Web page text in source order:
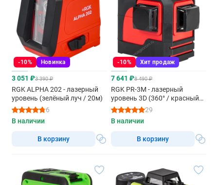
-10% Новинка
3 051 ₽3 390 ₽
RGK ALPHA 202 - лазерный
уровень (зелёный луч / 20м)
6
В наличии
В корзину
-10% Хит продаж
7 641 ₽8 490 ₽
RGK PR-3M - лазерный
уровень 3D (360° / красный
луч / 20м) 29
В наличии
В корзину